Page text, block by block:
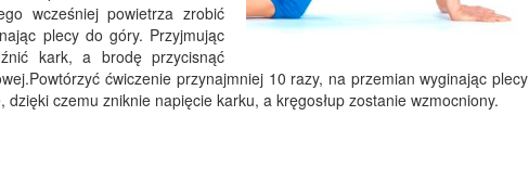
wcześniej powietrza zrobić
plecy do góry. Przyjmując
kark, a brodę przycisnąć
ćwiczenie przynajmniej 10 razy, na przemian wyginając plecy
dzięki czemu zniknie napięcie karku, a kręgosłup zostanie wzmocniony.